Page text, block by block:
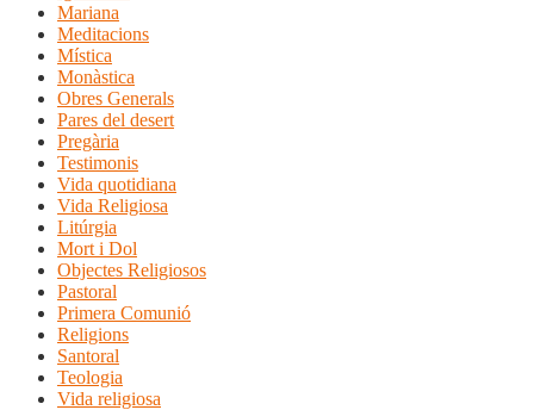
Mariana
Meditacions
Mística
Monàstica
Obres Generals
Pares del desert
Pregària
Testimonis
Vida quotidiana
Vida Religiosa
Litúrgia
Mort i Dol
Objectes Religiosos
Pastoral
Primera Comunió
Religions
Santoral
Teologia
Vida religiosa